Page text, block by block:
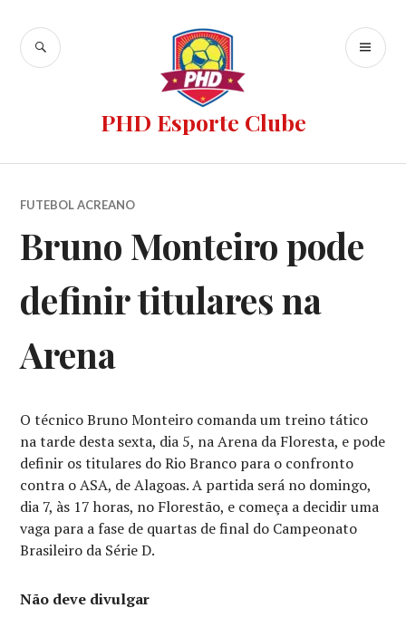
PHD Esporte Clube
FUTEBOL ACREANO
Bruno Monteiro pode
definir titulares na
Arena
O técnico Bruno Monteiro comanda um treino tático
na tarde desta sexta, dia 5, na Arena da Floresta, e pode
definir os titulares do Rio Branco para o confronto
contra o ASA, de Alagoas. A partida será no domingo,
dia 7, às 17 horas, no Florestão, e começa a decidir uma
vaga para a fase de quartas de final do Campeonato
Brasileiro da Série D.
Não deve divulgar